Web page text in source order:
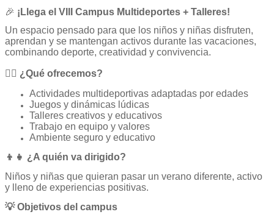
🎉 ¡Llega el VIII Campus Multideportes + Talleres!
Un espacio pensado para que los niños y niñas disfruten,
aprendan y se mantengan activos durante las vacaciones,
combinando deporte, creatividad y convivencia.
🏃‍♂️ ¿Qué ofrecemos?
Actividades multideportivas adaptadas por edades
Juegos y dinámicas lúdicas
Talleres creativos y educativos
Trabajo en equipo y valores
Ambiente seguro y educativo
👦👧 ¿A quién va dirigido?
Niños y niñas que quieran pasar un verano diferente, activo
y lleno de experiencias positivas.
💡 Objetivos del campus